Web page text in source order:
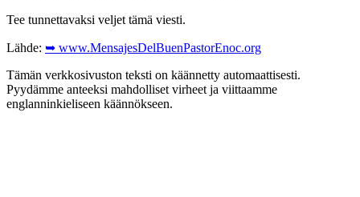
Tee tunnettavaksi veljet tämä viesti.
Lähde: ➥ www.MensajesDelBuenPastorEnoc.org
Tämän verkkosivuston teksti on käännetty automaattisesti.
Pyydämme anteeksi mahdolliset virheet ja viittaamme
englanninkieliseen käännökseen.